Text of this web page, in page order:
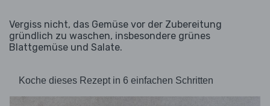
Vergiss nicht, das Gemüse vor der Zubereitung
gründlich zu waschen, insbesondere grünes
Blattgemüse und Salate.
Koche dieses Rezept in 6 einfachen Schritten